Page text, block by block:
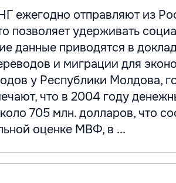
ежегодно отправляют из
позволяет удерживать
данные приводятся в
и миграции для
у Республики Молдова,
что в 2004 году
705 млн. долларов, что
оценке МВФ, в ...